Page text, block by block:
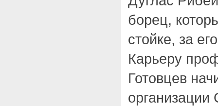
борец,
стойке, за
Карьеру
Готовцев